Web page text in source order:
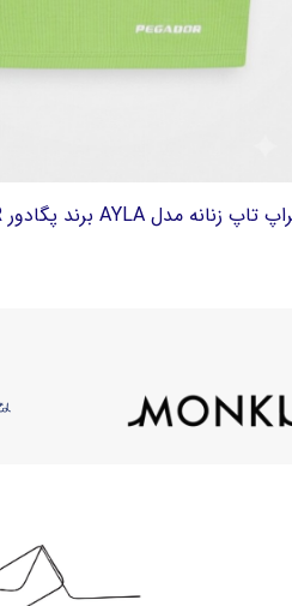
کراپ تاپ زنانه مدل AYLA برند پگادور PEGADOR تاپ زنانه کشباف برند اسپریت Esprit - جزئیات رافل